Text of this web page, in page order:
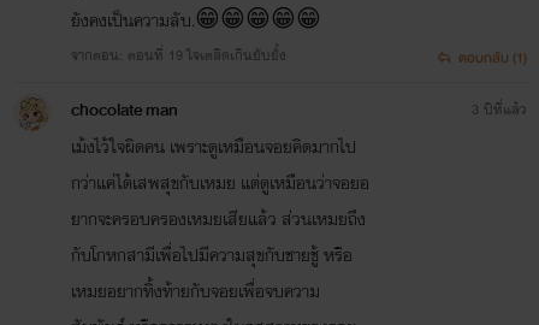
ยังคงเป็นความลับ.😁😁😁😁😁
จากตอน: ตอนที่ 19 ใจเตลิดเกินยับยั้ง ตอบกลับ (1)
chocolate man
เม้งไว้ใจผิดคน เพราะดูเหมือนจอยคิดมากไป
กว่าแค่ได้เสพสุขกับเหมย แต่ดูเหมือนว่าจอยอ
ยากจะครอบครองเหมยเสียแล้ว ส่วนเหมยถึง
กับโกหกสามีเพื่อไปมีความสุขกับชายชู้ หรือ
เหมยอยากทิ้งท้ายกับจอยเพื่อจบความ
3 ปีที่แล้ว